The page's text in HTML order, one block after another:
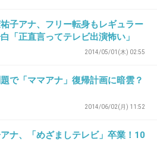
上
承者になるつもりで
ょう…
無い。
+151 -5
子アナ、フリー転身もレギュラー
「正直言ってテレビ出演怖い」
2014/05/01(木) 02:55
で「ママアナ」復帰計画に暗雲？
2014/06/02(月) 11:52
ナ、「めざましテレビ」卒業！10